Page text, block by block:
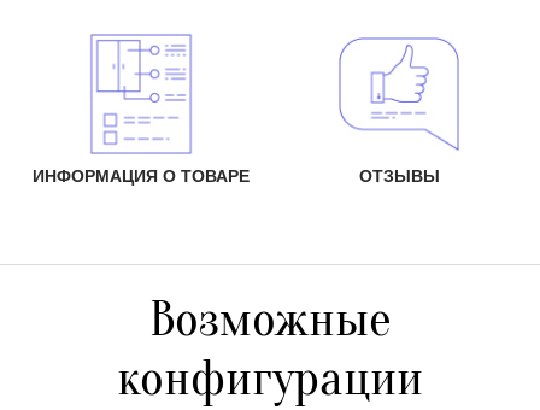
ИНФОРМАЦИЯ О ТОВАРЕ ОТЗЫВЫ
Возможные
конфигурации